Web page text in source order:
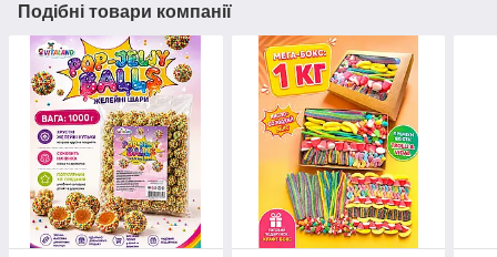
Подібні товари компанії